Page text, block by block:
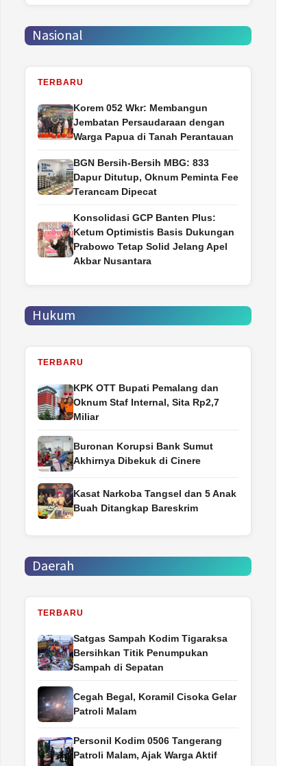
Nasional
TERBARU
Korem 052 Wkr: Membangun
Jembatan Persaudaraan dengan
Warga Papua di Tanah Perantauan
BGN Bersih-Bersih MBG: 833
Dapur Ditutup, Oknum Peminta Fee
Terancam Dipecat
Konsolidasi GCP Banten Plus:
Ketum Optimistis Basis Dukungan
Prabowo Tetap Solid Jelang Apel
Akbar Nusantara
Hukum
TERBARU
‎KPK OTT Bupati Pemalang dan
Oknum Staf Internal, Sita Rp2,7
Miliar
Buronan Korupsi Bank Sumut
Akhirnya Dibekuk di Cinere
Kasat Narkoba Tangsel dan 5 Anak
Buah Ditangkap Bareskrim
Daerah
TERBARU
Satgas Sampah Kodim Tigaraksa
Bersihkan Titik Penumpukan
Sampah di Sepatan
Cegah Begal, Koramil Cisoka Gelar
Patroli Malam
Personil Kodim 0506 Tangerang
Patroli Malam, Ajak Warga Aktif